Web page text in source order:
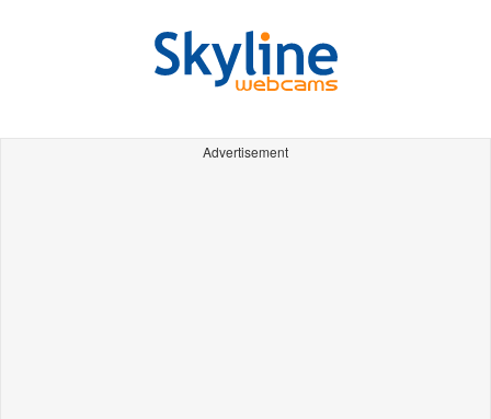
Advertisement